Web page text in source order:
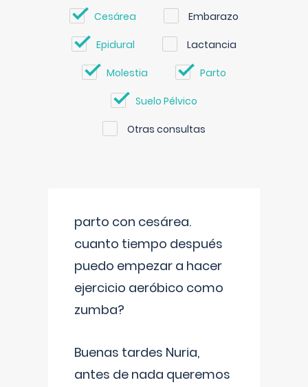
Cesárea Embarazo
Epidural Lactancia
Molestia Parto
Suelo Pélvico
Otras consultas
parto con cesárea.
cuanto tiempo después
puedo empezar a hacer
ejercicio aeróbico como
zumba?
Buenas tardes Nuria,
antes de nada queremos